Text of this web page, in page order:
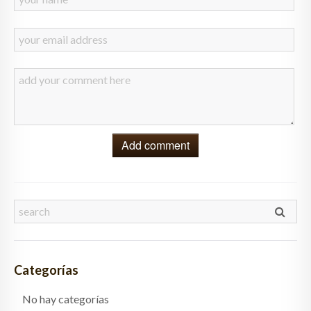
Add comment
Categorías
No hay categorías